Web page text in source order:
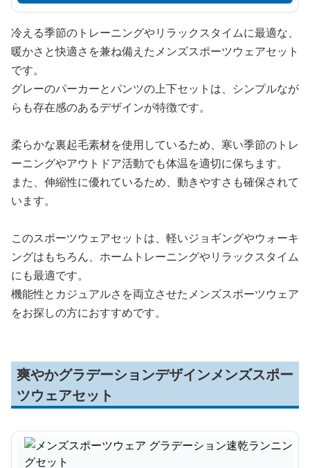
冷える季節のトレーニングやリラックスタイムに最適な、
暖かさと快適さを兼ね備えたメンズスポーツウェアセット
です。
グレーのパーカーとパンツの上下セットは、シンプルなが
らも存在感のあるデザインが特徴です。
柔らかな裏起毛素材を使用しているため、寒い季節のトレ
ーニングやアウトドア活動でも体温を適切に保ちます。
また、伸縮性に優れているため、動きやすさも確保されて
います。
このスポーツウェアセットは、軽いジョギングやウォーキ
ングはもちろん、ホームトレーニングやリラックスタイム
にも最適です。
機能性とカジュアルさを両立させたメンズスポーツウェア
をお探しの方におすすめです。
爽やかグラデーションデザインメンズスポー
ツウェアセット